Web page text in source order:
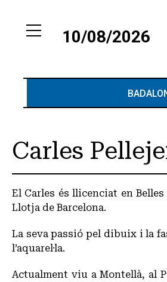
10/08/2026
Carles
El Carles és llicenciat en
Llotja de Barcelona.
La seva passió pel dibuix i la
l’aquarel·la.
Actualment viu a Montellà, al